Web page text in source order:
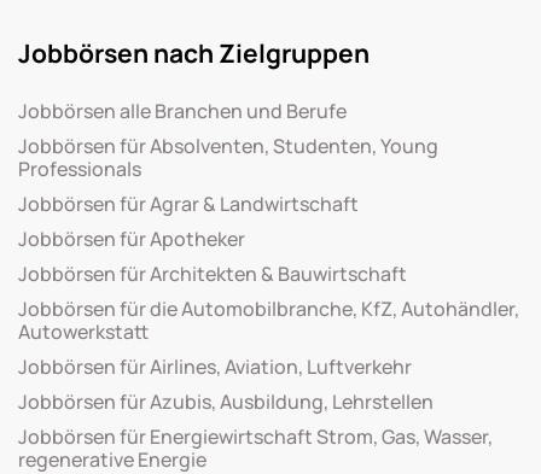
Jobbörsen nach Zielgruppen
Jobbörsen alle Branchen und Berufe
Jobbörsen für Absolventen, Studenten, Young
Professionals
Jobbörsen für Agrar & Landwirtschaft
Jobbörsen für Apotheker
Jobbörsen für Architekten & Bauwirtschaft
Jobbörsen für die Automobilbranche, KfZ, Autohändler,
Autowerkstatt
Jobbörsen für Airlines, Aviation, Luftverkehr
Jobbörsen für Azubis, Ausbildung, Lehrstellen
Jobbörsen für Energiewirtschaft Strom, Gas, Wasser,
regenerative Energie